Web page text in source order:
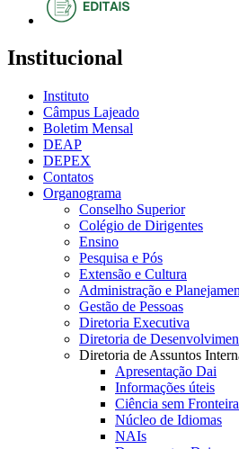
Institucional
Instituto
Câmpus Lajeado
Boletim Mensal
DEAP
DEPEX
Contatos
Organograma
Conselho Superior
Colégio de Dirigentes
Ensino
Pesquisa e Pós
Extensão e Cultura
Administração e
Gestão de Pessoas
Diretoria Executiva
Diretoria de
Diretoria de Assuntos
Apresentação Dai
Informações úteis
Ciência sem
Núcleo de Idiomas
NAIs